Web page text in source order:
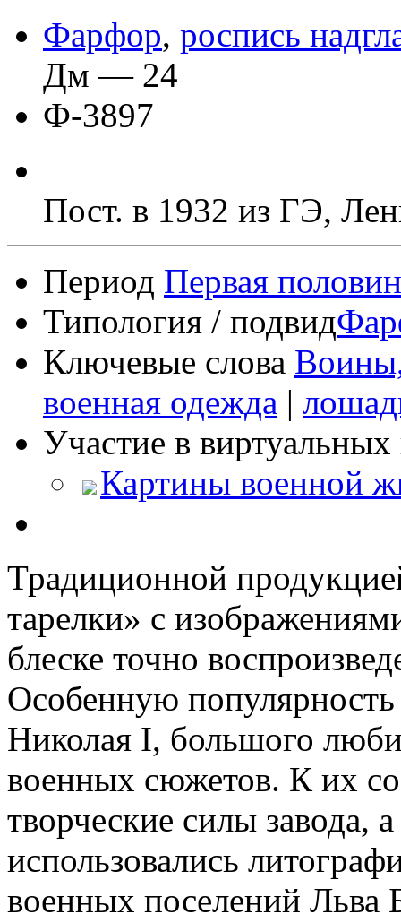
Фарфор, роспись
Дм — 24
Ф-3897
Пост. в 1932 из ГЭ,
Период Первая
Типология / подвид
Ключевые слова
военная одежда |
Участие в
Картины военной
Традиционной
тарелки» с
блеске точно
Особенную
Николая I, большого
военных сюжетов. К их
творческие силы завода,
использовались
военных поселений Льва